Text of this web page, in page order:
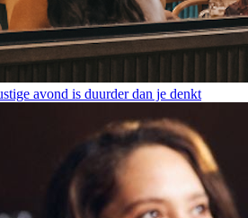
avond is duurder dan je denkt